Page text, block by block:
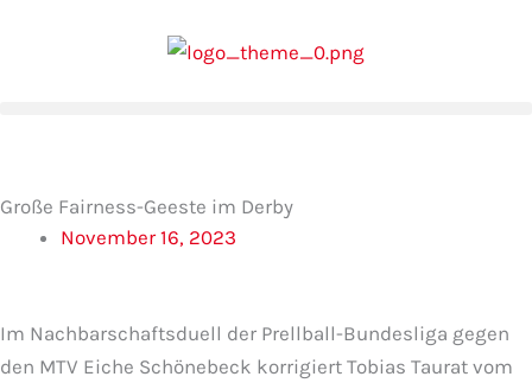
Große Fairness-Geeste im Derby
November 16, 2023
Im Nachbarschaftsduell der Prellball-Bundesliga gegen
den MTV Eiche Schönebeck korrigiert Tobias Taurat vom